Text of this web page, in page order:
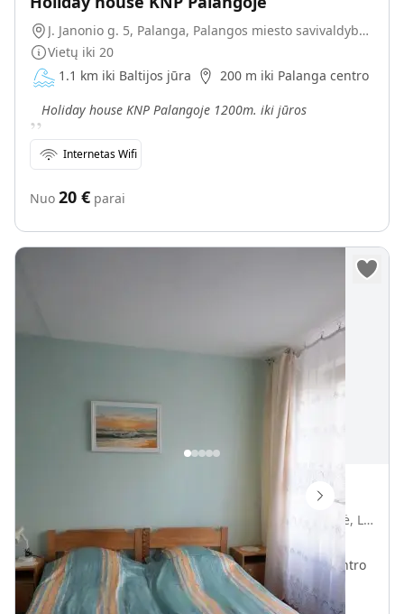
J. Janonio g. 5, Palanga, Palangos miesto savivaldybė, Lietuva
Vietų iki 20
1.1 km iki Baltijos jūra
200 m iki Palanga centro
„Holiday house KNP Palangoje 1200m. iki jūros
Internetas Wifi
Nuo 20 € parai
Žvejų g. 4a, Palanga, Palangos miesto savivaldybė, Lietuva
Vietų iki
540 m iki Baltijos jūra
750 m iki Palanga centro
„Nuomojami butai